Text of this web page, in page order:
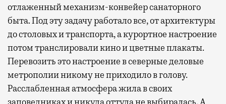
отлаженный механизм-конвейер санаторного
быта. Под эту задачу работало все, от архитектуры
до столовых и транспорта, а курортное настроение
потом транслировали кино и цветные плакаты.
Перевозить это настроение в северные деловые
метрополии никому не приходило в голову.
Расслабленная атмосфера жила в своих